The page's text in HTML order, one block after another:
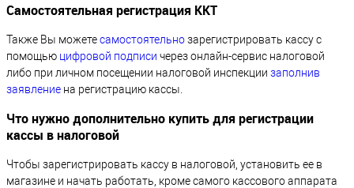
Самостоятельная регистрация ККТ
Также Вы можетесамостоятельнозарегистрировать кассу с
помощью цифровой подписи через онлайн-сервис налоговой
либо при личном посещении налоговой инспекции заполнив
заявление на регистрацию кассы.
Что нужно дополнительно купить для регистрации
кассы в налоговой
Чтобы зарегистрировать кассу в налоговой, установить ее в
магазине и начать работать, кроме самого кассового аппарата